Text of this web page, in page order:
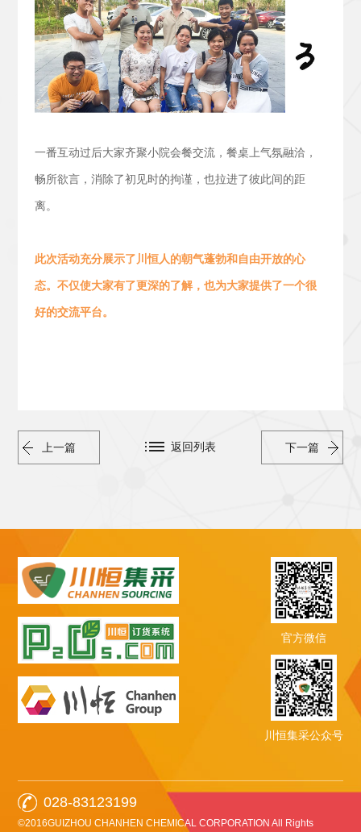
一番互动过后大家齐聚小院会餐交流， 餐桌上气氛融洽，
畅所欲言，消除了初见时的拘谨，也拉进了彼此间的距
离。
此次活动充分展示了川恒人的朝气蓬勃和 自由开放的心
态。 不仅使大家有了更深的了解，也为大家提供了一个很
好的交流平台。
上一篇 下一篇
返回列表
官方微信
川恒集采公众号
028-83123199
©2016GUIZHOU CHANHEN CHEMICAL CORPORATION All Rights